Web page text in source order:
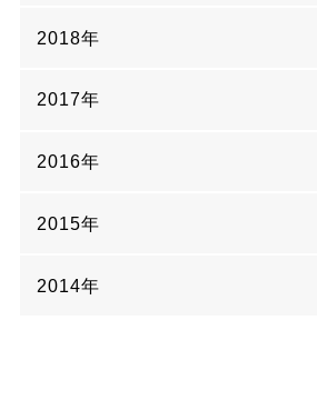
2018年
2017年
2016年
2015年
2014年